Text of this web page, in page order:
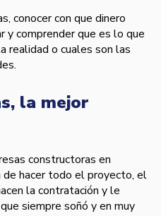
conocer con que dinero
y comprender que es lo que
realidad o cuales son las
la mejor
constructoras en
de hacer todo el proyecto, el
la contratación y le
siempre soñó y en muy